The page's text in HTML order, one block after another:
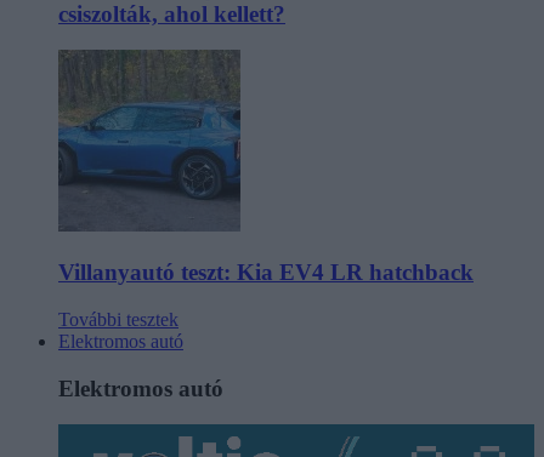
csiszolták, ahol kellett?
Villanyautó teszt: Kia EV4 LR hatchback
További tesztek
Elektromos autó
Elektromos autó